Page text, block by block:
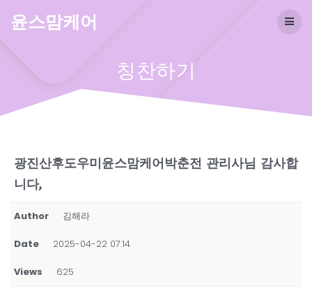
윤스맘케어
칭찬하기
광진산후도우미윤스맘케어박춘전 관리사님 감사합
니다,
Author 김해라
Date 2025-04-22 07:14
Views 625